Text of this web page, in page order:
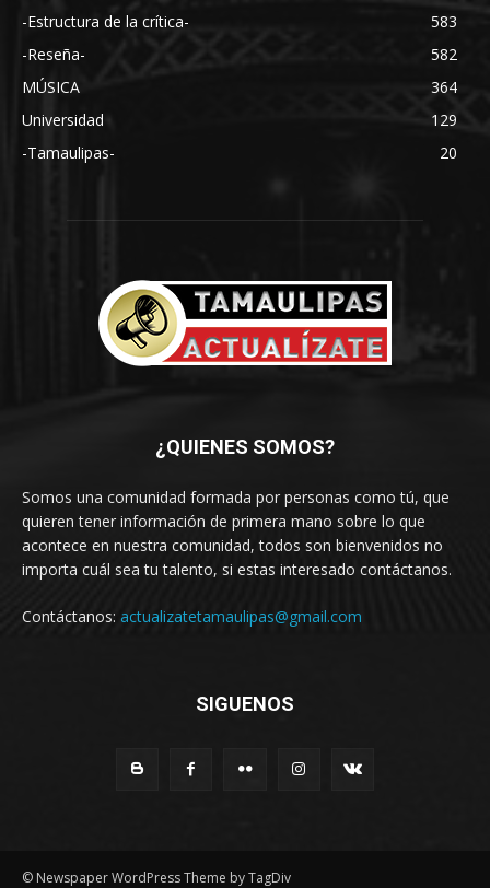
-Estructura de la crítica-
583
-Reseña-
582
MÚSICA
364
Universidad
129
-Tamaulipas-
20
¿QUIENES SOMOS?
Somos una comunidad formada por personas como tú, que
quieren tener información de primera mano sobre lo que
acontece en nuestra comunidad, todos son bienvenidos no
importa cuál sea tu talento, si estas interesado contáctanos.
Contáctanos: actualizatetamaulipas@gmail.com
SIGUENOS
© Newspaper WordPress Theme by TagDiv